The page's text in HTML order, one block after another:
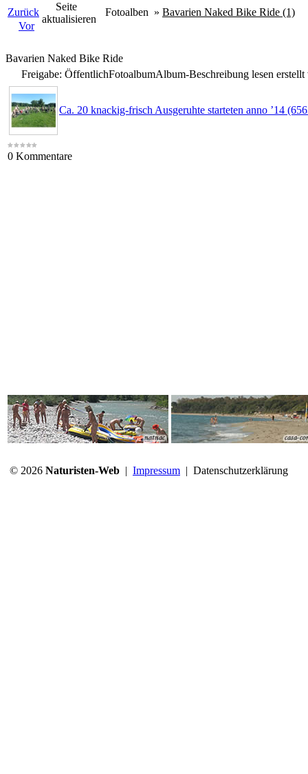
Zurück
Vor
Seite
aktualisieren
Fotoalben » Bavarien Naked Bike Ride (1)
Bavarien Naked Bike Ride
Freigabe: ÖffentlichFotoalbumAlbum-Beschreibung lesen
Ca. 20 knackig-frisch Ausgeruhte starteten anno ’14
0 Kommentare
© 2026 Naturisten-Web | Impressum | Datenschutzerklärung